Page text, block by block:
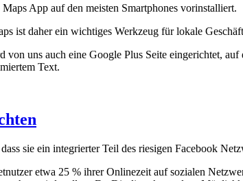
App auf den meisten Smartphones vorinstalliert.
ist daher ein wichtiges Werkzeug für lokale
uns auch eine Google Plus Seite eingerichtet,
Text.
sie ein integrierter Teil des riesigen Facebook
etwa 25 % ihrer Onlinezeit auf sozialen